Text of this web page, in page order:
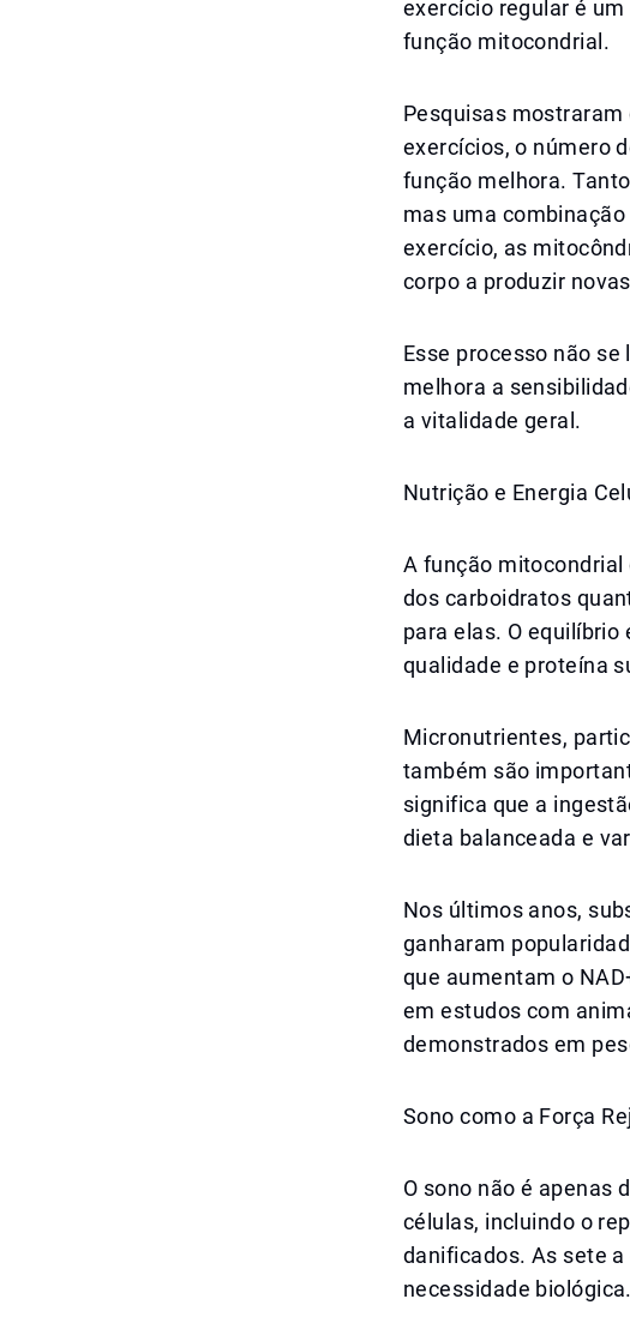
exercício regular é
função mitocondrial.
Pesquisas
exercícios, o número
função melhora.
mas uma
exercício, as
corpo a produzir
Esse processo não
melhora a
a vitalidade geral.
Nutrição e Energia
A função mitocondrial
dos carboidratos
para elas. O
qualidade e proteína
Micronutrientes,
também são
significa que a
dieta balanceada e
Nos últimos anos,
ganharam
que aumentam o
em estudos com
demonstrados em
Sono como a Força
O sono não é apenas
células, incluindo o
danificados. As sete
necessidade biológica.